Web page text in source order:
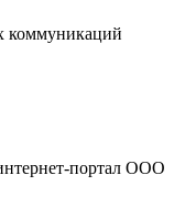
коммуникаций
портал ООО